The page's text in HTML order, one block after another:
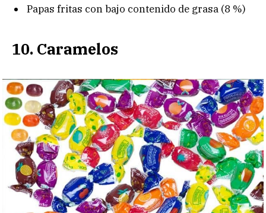
Papas fritas con bajo contenido de grasa (8 %)
10. Caramelos